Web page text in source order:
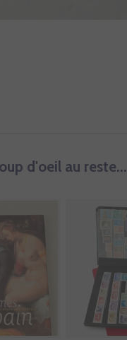
d'oeil au reste...